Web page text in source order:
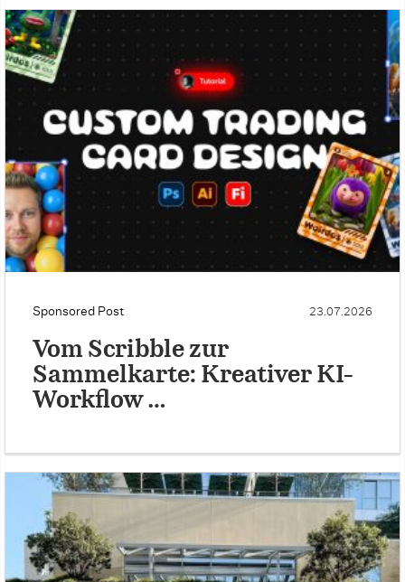
Sponsored Post 23.07.2026
Vom Scribble zur
Sammelkarte: Kreativer KI-
Workflow …